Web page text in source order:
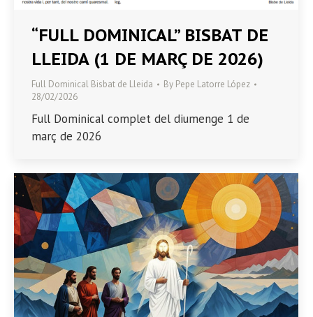
“FULL DOMINICAL” BISBAT DE
LLEIDA (1 DE MARÇ DE 2026)
Full Dominical Bisbat de Lleida By Pepe Latorre López
28/02/2026
Full Dominical complet del diumenge 1 de
març de 2026